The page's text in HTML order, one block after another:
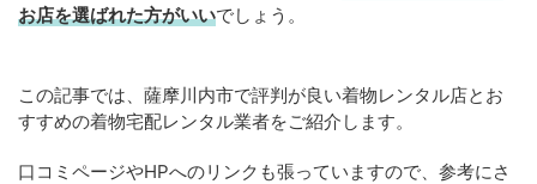
お店を選ばれた方がいいでしょう。
この記事では、薩摩川内市で評判が良い着物レンタル店とお
すすめの着物宅配レンタル業者をご紹介します。
口コミページやHPへのリンクも張っていますので、参考にさ